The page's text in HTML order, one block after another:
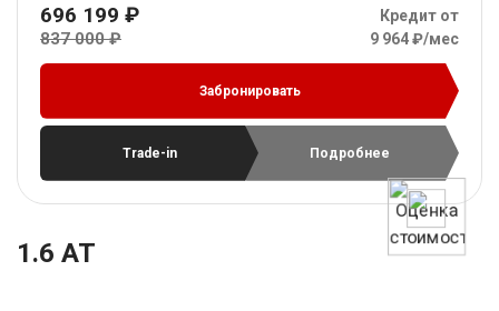
696 199 ₽
837 000 ₽
Кредит от
9 964 ₽/мес
Забронировать
Trade-in Подробнее
1.6 AT